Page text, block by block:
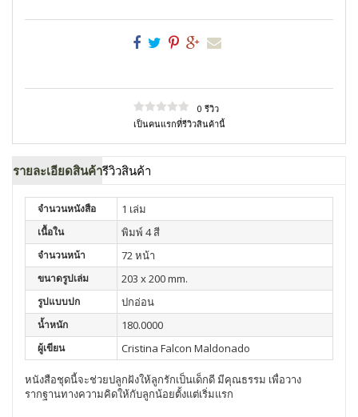
0 รีวิว
เป็นคนแรกที่รีวิวสินค้านี้
รายละเอียดสินค้ารีวิวสินค้า
จำนวนหนังสือ 1 เล่ม
เนื้อใน พิมพ์ 4 สี
จำนวนหน้า 72 หน้า
ขนาดรูปเล่ม 203 x 200 mm.
รูปแบบปก ปกอ่อน
น้ำหนัก 180.0000
ผู้เขียน Cristina Falcon Maldonado
หนังสือชุดนี้จะช่วยปลูกฝังให้ลูกรักเป็นเด็กดี มีคุณธรรม เพื่อวาง
รากฐานทางความคิดให้กับลูกน้อยตั้งแต่เริ่มแรก